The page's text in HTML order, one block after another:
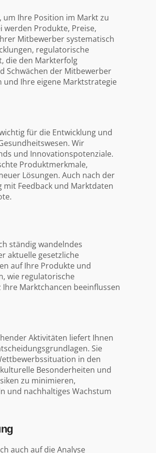
um Ihre Position im Markt zu
Produkte, Preise,
Mitbewerber systematisch
regulatorische
die den Markterfolg
Schwächen der Mitbewerber
Ihre eigene Marktstrategie
für die Entwicklung und
Wir
und Innovationspotenziale.
Produktmerkmale,
Lösungen. Auch nach der
Feedback und Marktdaten
ständig wandelndes
aktuelle gesetzliche
auf Ihre Produkte und
wie regulatorische
Marktchancen beeinflussen
Aktivitäten liefert Ihnen
Sie
in den
Besonderheiten und
zu minimieren,
und nachhaltiges Wachstum
auch auf die Analyse